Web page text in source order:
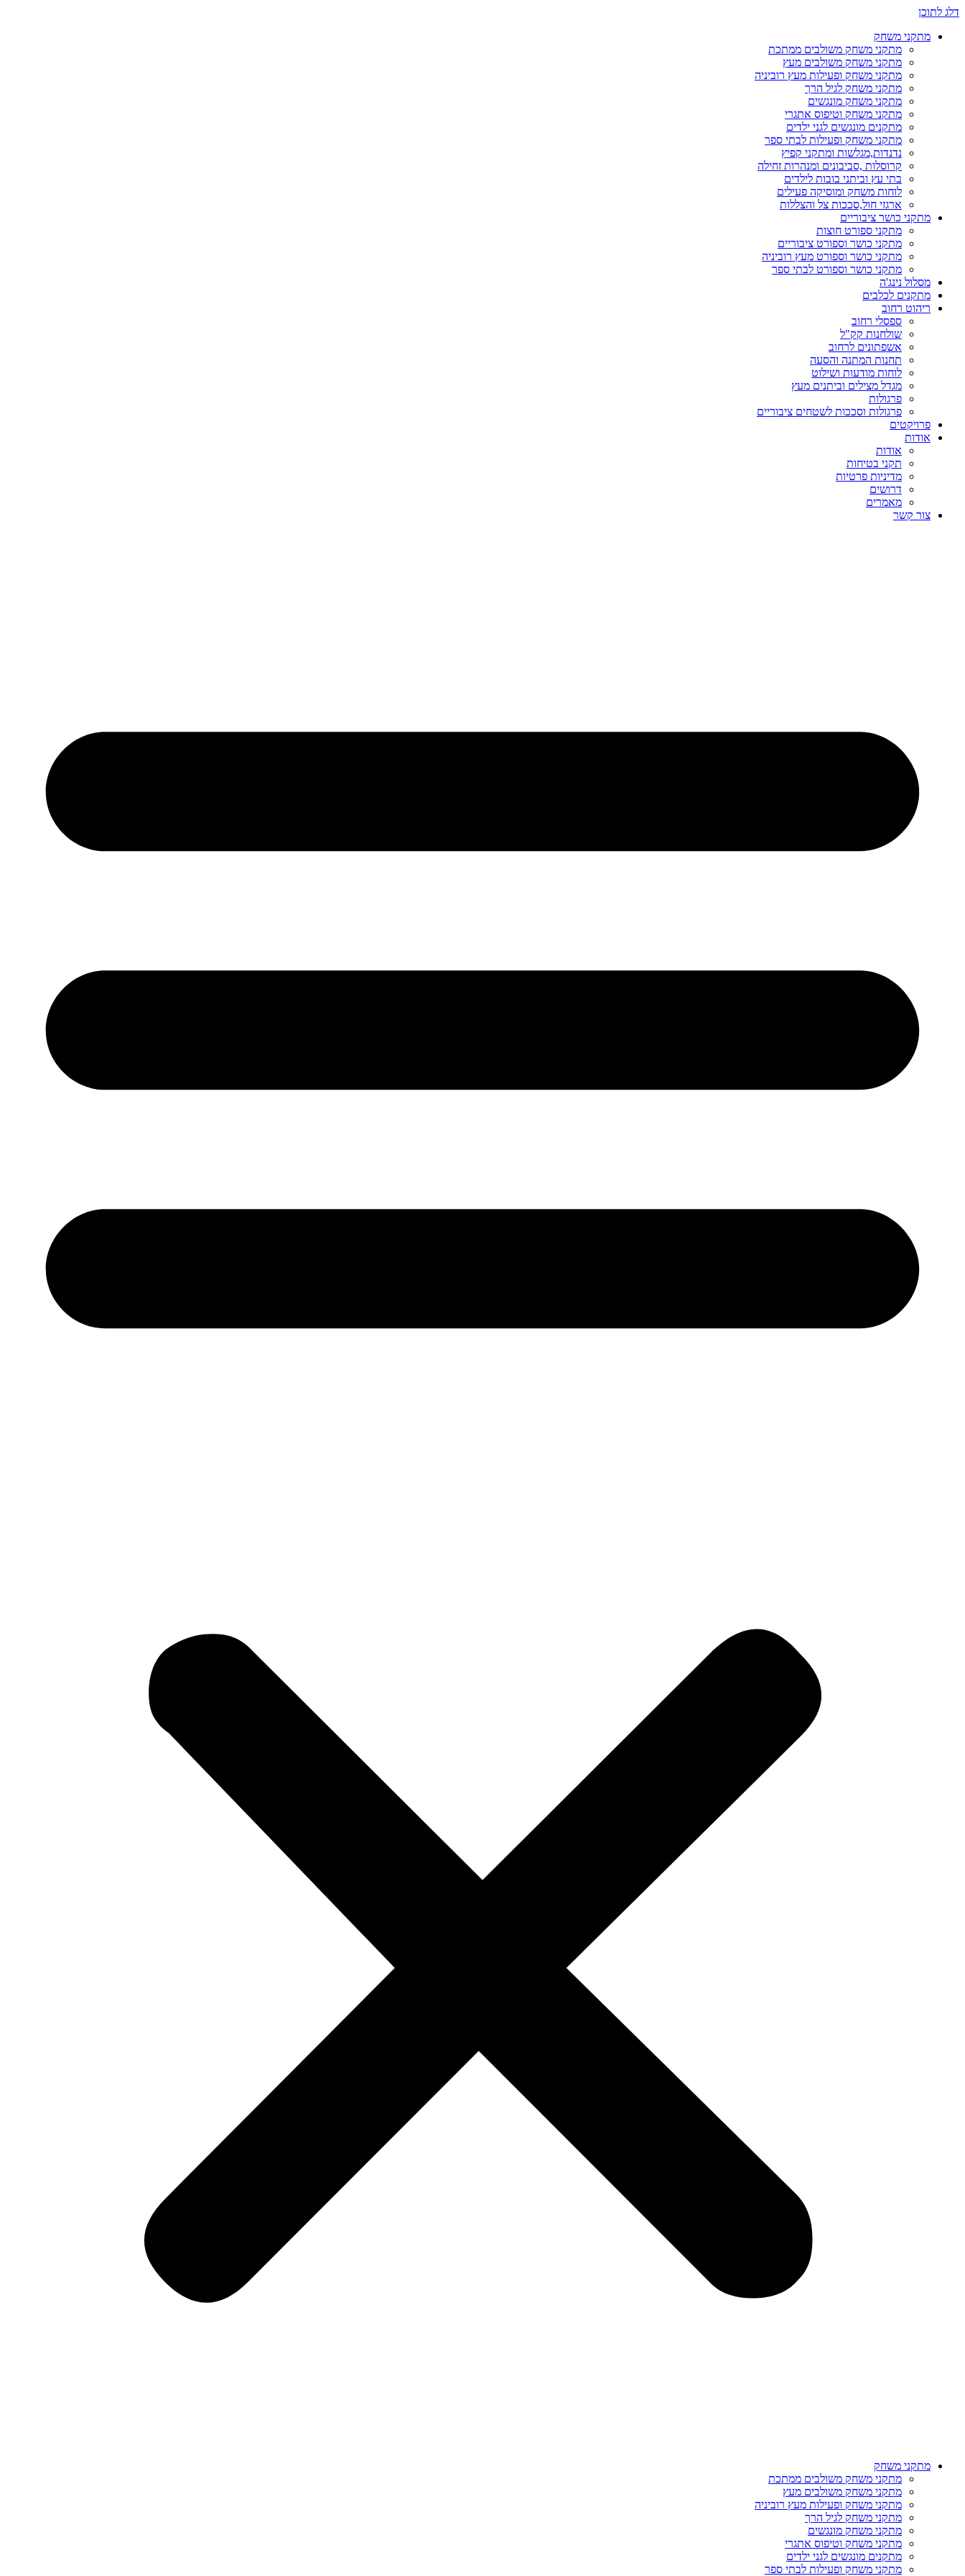
דלג לתוכן
מתקני משחק
מתקני משחק משולבים ממתכת
מתקני משחק משולבים מעץ
מתקני משחק ופעילות מעץ רוביניה
מתקני משחק לגיל הרך
מתקני משחק מונגשים
מתקני משחק וטיפוס אתגרי
מתקנים מונגשים לגני ילדים
מתקני משחק ופעילות לבתי ספר
נדנדות,מגלשות ומתקני קפיץ
קרוסלות ,סביבונים ומנהרות זחילה
בתי עץ וביתני בובות לילדים
לוחות משחק ומוסיקה פעילים
ארגזי חול,סככות צל והצללות
מתקני כושר ציבוריים
מתקני ספורט חוצות
מתקני כושר וספורט ציבוריים
מתקני כושר וספורט מעץ רוביניה
מתקני כושר וספורט לבתי ספר
מסלול נינג'ה
מתקנים לכלבים
ריהוט רחוב
ספסלי רחוב
שולחנות קק"ל
אשפתונים לרחוב
תחנות המתנה והסעה
לוחות מודעות ושילוט
מגדל מצילים וביתנים מעץ
פרגולות
פרגולות וסככות לשטחים ציבוריים
פרויקטים
אודות
אודות
תקני בטיחות
מדיניות פרטיות
דרושים
מאמרים
צור קשר
מתקני משחק
מתקני משחק משולבים ממתכת
מתקני משחק משולבים מעץ
מתקני משחק ופעילות מעץ רוביניה
מתקני משחק לגיל הרך
מתקני משחק מונגשים
מתקני משחק וטיפוס אתגרי
מתקנים מונגשים לגני ילדים
מתקני משחק ופעילות לבתי ספר